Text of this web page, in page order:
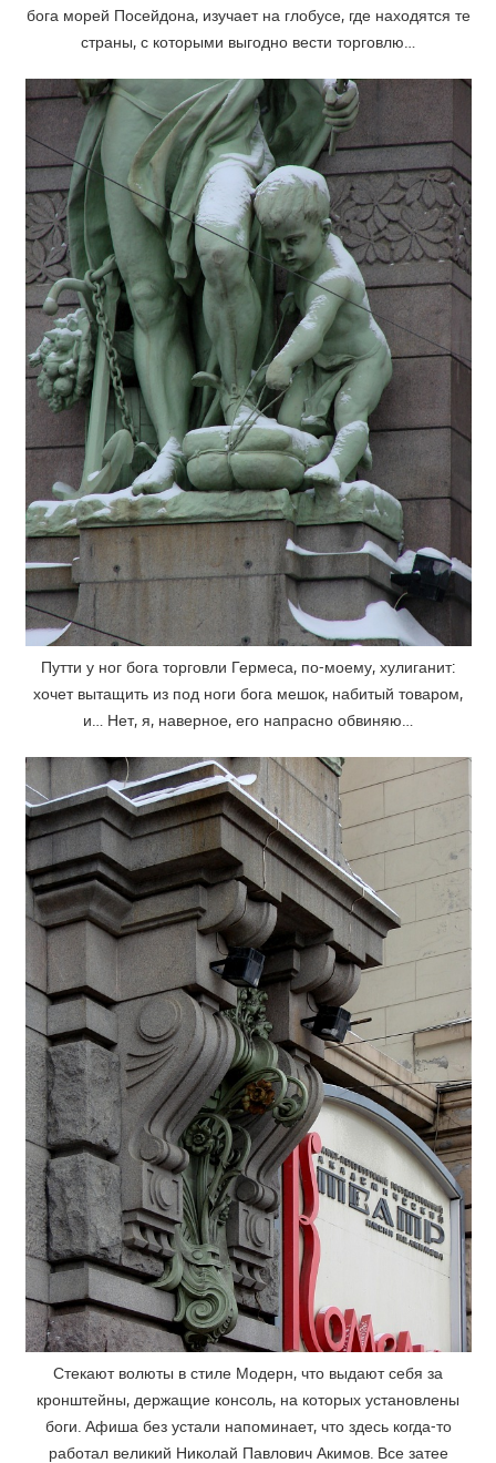
бога морей Посейдона, изучает на глобусе, где находятся те
страны, с которыми выгодно вести торговлю…
Путти у ног бога торговли Гермеса, по-моему, хулиганит:
хочет вытащить из под ноги бога мешок, набитый товаром,
и… Нет, я, наверное, его напрасно обвиняю…
Стекают волюты в стиле Модерн, что выдают себя за
кронштейны, держащие консоль, на которых установлены
боги. Афиша без устали напоминает, что здесь когда-то
работал великий Николай Павлович Акимов. Все затее